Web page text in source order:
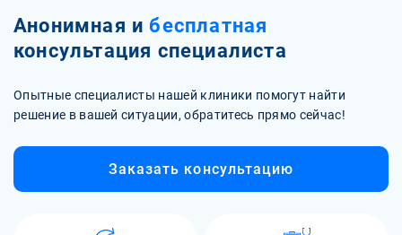
Анонимная и бесплатная
консультация специалиста
Опытные специалисты нашей клиники помогут найти
решение в вашей ситуации, обратитесь прямо сейчас!
Заказать консультацию